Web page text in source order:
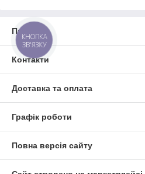
Про нас
Контакти
Доставка та оплата
Графік роботи
Повна версія сайту
КНОПКА
ЗВ'ЯЗКУ